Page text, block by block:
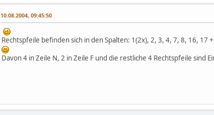
10.08.2004, 09:45:50
Rechtspfeile befinden sich in den Spalten: 1(2x), 2, 3, 4, 7, 8, 16, 17
Davon 4 in Zeile N, 2 in Zeile F und die restliche 4 Rechtspfeile sind